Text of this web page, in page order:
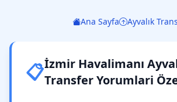
Ana Sayfa Ayvalık
📋İzmir Havalimanı
Transfer Yorumlari